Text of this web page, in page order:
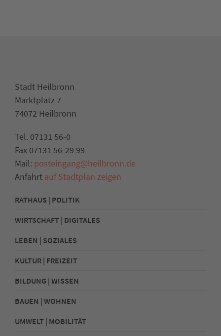
Stadt Heilbronn
Marktplatz 7
74072 Heilbronn
Tel. 07131 56-0
Fax 07131 56-29 99
Mail: posteingang@heilbronn.de
Anfahrt auf Stadtplan zeigen
RATHAUS | POLITIK
WIRTSCHAFT | DIGITALES
LEBEN | SOZIALES
KULTUR | FREIZEIT
BILDUNG | WISSEN
BAUEN | WOHNEN
UMWELT | MOBILITÄT